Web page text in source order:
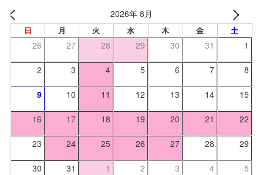
2026年 8月
日 月 火 水 木 金 土
26 27 28 29 30 31 1
2 3 4 5 6 7 8
9 10 11 12 13 14 15
16 17 18 19 20 21 22
23 24 25 26 27 28 29
30 31 1 2 3 4 5